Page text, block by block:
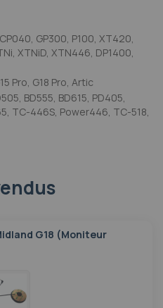
GP300, P100, XT420,
XTNiD, XTN446, DP1400,
Pro, G18 Pro, Artic
BD555, BD615, PD405,
TC-446S, Power446, TC-518,
G18 (Moniteur